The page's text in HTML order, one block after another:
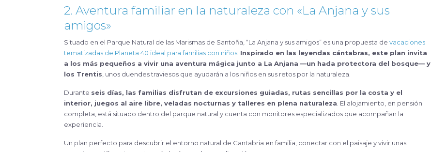
2. Aventura familiar en la naturaleza con «La Anjana y sus
amigos»
Situado en el Parque Natural de las Marismas de Santoña, “La Anjana y sus amigos” es una propuesta de vacaciones
tematizadas de Planeta 40 ideal para familias con niños. Inspirado en las leyendas cántabras, este plan invita
a los más pequeños a vivir una aventura mágica junto a La Anjana —un hada protectora del bosque— y
los Trentis , unos duendes traviesos que ayudarán a los niños en sus retos por la naturaleza.
Durante seis días, las familias disfrutan de excursiones guiadas, rutas sencillas por la costa y el
interior, juegos al aire libre, veladas nocturnas y talleres en plena naturaleza . El alojamiento, en pensión
completa, está situado dentro del parque natural y cuenta con monitores especializados que acompañan la
experiencia.
Un plan perfecto para descubrir el entorno natural de Cantabria en familia, conectar con el paisaje y vivir unas